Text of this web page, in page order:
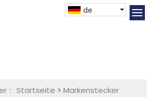
de
： Startseite >Markenstecker